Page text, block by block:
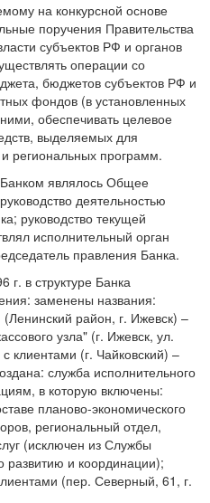
на конкурсной основе
поручения Правительства
субъектов РФ и органов
операции со
бюджетов субъектов РФ и
фондов (в установленных
обеспечивать целевое
выделяемых для
региональных программ.
являлось Общее
деятельностью
руководство текущей
исполнительный орган
правления Банка.
г. в структуре Банка
заменены названия:
район, г. Ижевск) –
узла" (г. Ижевск, ул.
клиентами (г. Чайковский) –
служба исполнительного
в которую включены:
планово-экономического
региональный отдел,
(исключен из Службы
развитию и координации);
(пер. Северный, 61, г.